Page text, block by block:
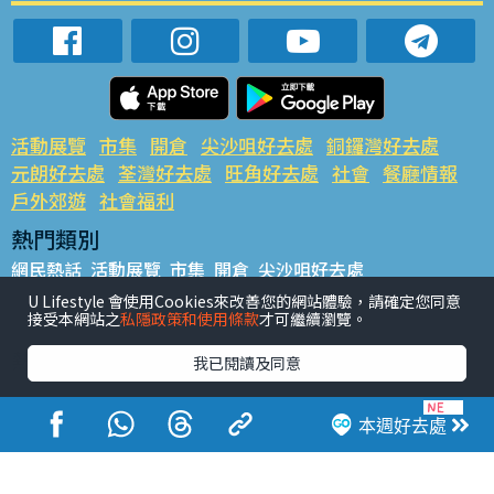
本週好去處
活動展覽 市集 開倉 尖沙咀好去處 銅鑼灣好去處
元朗好去處 荃灣好去處 旺角好去處 社會 餐廳情報
戶外郊遊 社會福利
熱門類別
網民熱話 活動展覽 市集 開倉 尖沙咀好去處
銅鑼灣好去處 元朗好去處 荃灣好去處 旺角好去處 社會
餐廳情報 戶外郊遊
熱門標籤
#UGO搵好去處 #人氣活動推介 #美食社群熱話
#親子玩樂好去處
#ULifestyle應用程式
#限時搶
#UJetso禮物放送
#ULifestyle商戶中心 #著數 #網絡熱話
U Lifestyle 會使用Cookies來改善您的網站體驗，請確定您同意
接受本網站之私隱政策和使用條款才可繼續瀏覽。
我已閱讀及同意